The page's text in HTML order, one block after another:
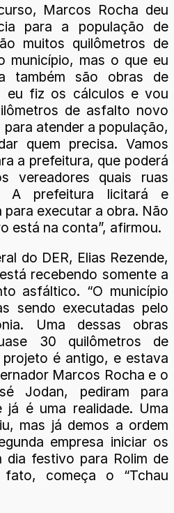
Marcos Rocha deu
para a população de
muitos quilômetros de
município, mas o que eu
também são obras de
eu fiz os cálculos e vou
de asfalto novo
atender a população,
quem precisa. Vamos
a prefeitura, que poderá
vereadores quais ruas
A prefeitura licitará e
executar a obra. Não
está na conta”, afirmou.
do DER, Elias Rezende,
recebendo somente a
asfáltico. “O município
sendo executadas pelo
Uma dessas obras
30 quilômetros de
é antigo, e estava
Marcos Rocha e o
Jodan, pediram para
já é uma realidade. Uma
mas já demos a ordem
empresa iniciar os
dia festivo para Rolim de
começa o “Tchau